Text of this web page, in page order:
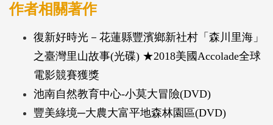
作者相關著作
復新好時光－花蓮縣豐濱鄉新社村「森川里海」
之臺灣里山故事(光碟) ★2018美國Accolade全球
電影競賽獲獎
池南自然教育中心-小莫大冒險(DVD)
豐美綠境─大農大富平地森林園區(DVD)